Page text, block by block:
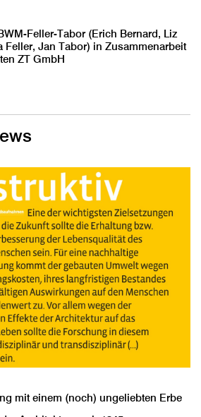
Feller-Tabor (Erich Bernard, Liz
Feller, Jan Tabor) in Zusammenarbeit
ZT GmbH
mit einem (noch) ungeliebten Erbe